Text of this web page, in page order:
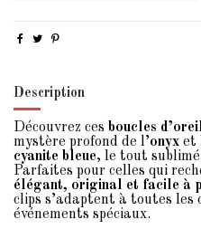
Description
Découvrez ces boucles
mystère profond de l’onyx et
cyanite bleue, le tout
Parfaites pour celles qui
élégant, original et facile à
clips s’adaptent à toutes les
événements spéciaux.